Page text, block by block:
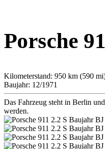
Porsche
Kilometerstand: 950 km (590
Baujahr: 12/1971
Das Fahrzeug steht in Berlin
werden.